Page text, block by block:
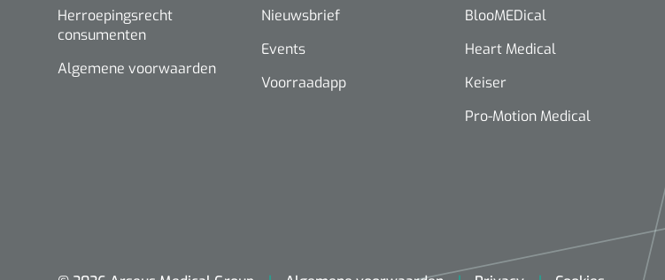
Herroepingsrecht
consumenten
Algemene voorwaarden
Nieuwsbrief
Events
Voorraadapp
BlooMEDical
Heart Medical
Keiser
Pro-Motion Medical